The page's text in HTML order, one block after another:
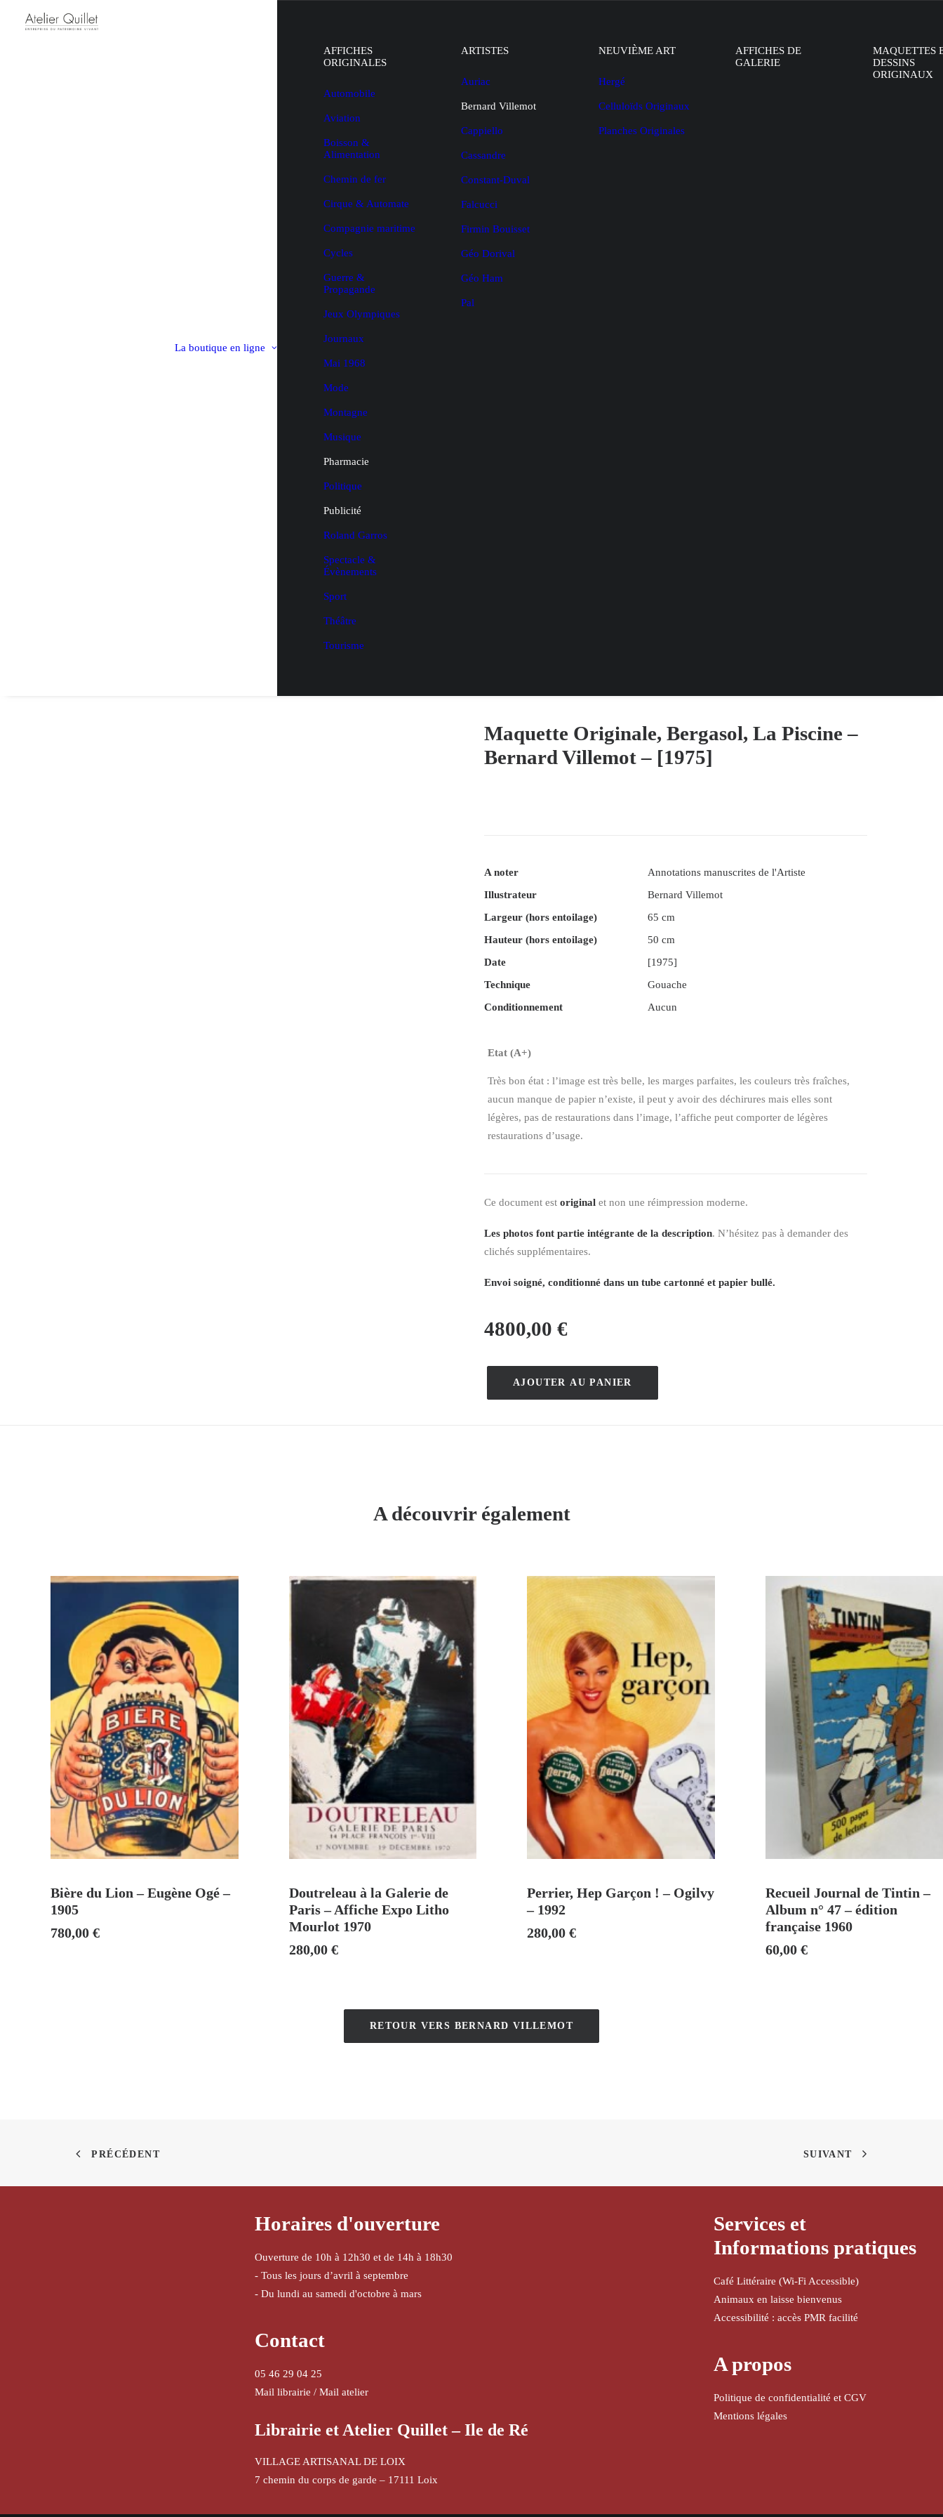
La boutique en ligne
AFFICHES
ORIGINALES
Automobile
Aviation
Boisson &
Alimentation
Chemin de fer
Cirque & Automate
Compagnie maritime
Cycles
Guerre &
Propagande
Jeux Olympiques
Journaux
Mai 1968
Mode
Montagne
Musique
Pharmacie
Politique
Publicité
Roland Garros
Spectacle &
Évènements
Sport
Théâtre
Tourisme
ARTISTES
Auriac
Bernard Villemot
Cappiello
Cassandre
Constant-Duval
Falcucci
Firmin Bouisset
Géo Dorival
Géo Ham
Pal
NEUVIÈME ART
Hergé
Celluloïds Originaux
Planches Originales
AFFICHES DE
GALERIE
MAQUETTES
DESSINS
ORIGINAUX
Maquette Originale, Bergasol, La Piscine –
Bernard Villemot – [1975]
A noter
Annotations manuscrites de l'Artiste
Illustrateur
Bernard Villemot
Largeur (hors entoilage)
65 cm
Hauteur (hors entoilage)
50 cm
Date
[1975]
Technique
Gouache
Conditionnement
Aucun
Etat (A+)
Très bon état : l’image est très belle, les marges parfaites, les couleurs très fraîches,
aucun manque de papier n’existe, il peut y avoir des déchirures mais elles sont
légères, pas de restaurations dans l’image, l’affiche peut comporter de légères
restaurations d’usage.
Ce document est original et non une réimpression moderne.
Les photos font partie intégrante de la description. N’hésitez pas à demander des
clichés supplémentaires.
Envoi soigné, conditionné dans un tube cartonné et papier bullé.
4800,00 €
–
AJOUTER AU PANIER
A découvrir également
Bière du Lion – Eugène Ogé –
1905
780,00 €
Doutreleau à la Galerie de
Paris – Affiche Expo Litho
Mourlot 1970
280,00 €
Perrier, Hep Garçon ! – Ogilvy
– 1992
280,00€
Recueil Journal de Tintin –
Album n° 47 – édition
française 1960
60,00€
RETOUR VERS BERNARD VILLEMOT
PRÉCÉDENT SUIVANT
Horaires d'ouverture
Ouverture de 10h à 12h30 et de 14h à 18h30
- Tous les jours d’avril à septembre
- Du lundi au samedi d'octobre à mars
Contact
05 46 29 04 25
Mail librairie / Mail atelier
Librairie et Atelier Quillet – Ile de Ré
VILLAGE ARTISANAL DE LOIX
7 chemin du corps de garde – 17111 Loix
Services et
Informations pratiques
Café Littéraire (Wi-Fi Accessible)
Animaux en laisse bienvenus
Accessibilité : accès PMR facilité
A propos
Politique de confidentialité et CGV
Mentions légales